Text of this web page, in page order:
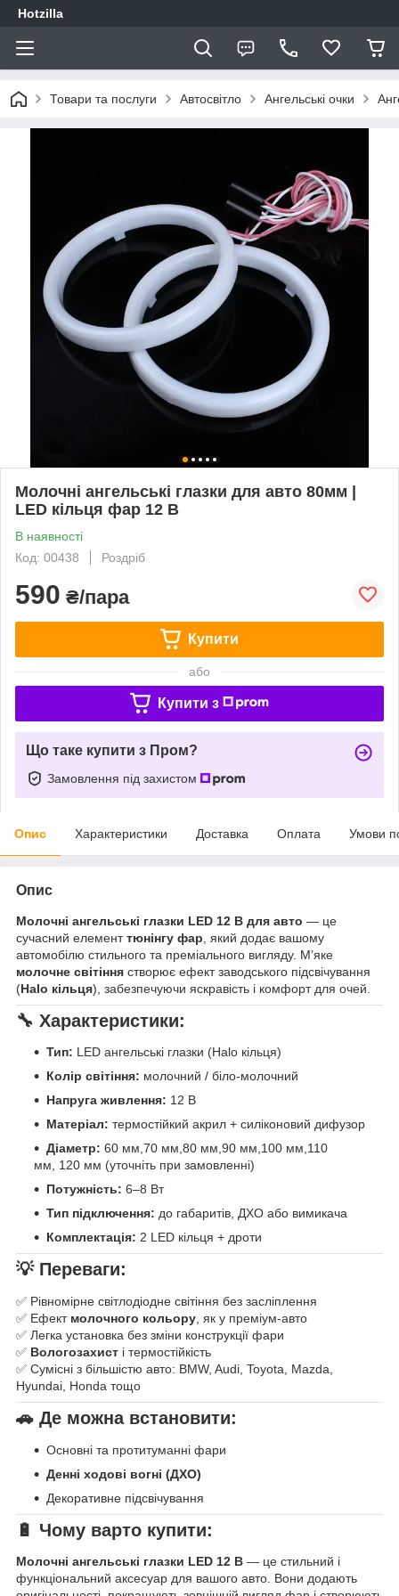
Hotzilla
Товари та послуги Автосвітло Ангельські очки
Молочні ангельські глазки для авто 80мм |
LED кільця фар 12 В
В наявності
Код: 00438
Роздріб
590 ₴/пара
Купити
або
Купити з
Що таке купити з Пром?
Замовлення під захистом
Опис Характеристики Доставка Оплата Умови
Опис
Молочні ангельські глазки LED 12 В для авто — це
сучасний елементтюнінгу фар , який додає вашому
автомобілю стильного та преміального вигляду. М’яке
молочне світіння створює ефект заводського підсвічування
(Halo кільця), забезпечуючи яскравість і комфорт для очей.
🔧 Характеристики:
Тип: LED ангельські глазки (Halo кільця)
Колір світіння: молочний / біло-молочний
Напруга живлення: 12 В
Матеріал: термостійкий акрил + силіконовий дифузор
Діаметр: 60 мм,70 мм,80 мм,90 мм,100 мм,110
мм, 120 мм (уточніть при замовленні)
Потужність: 6–8 Вт
Тип підключення: до габаритів, ДХО або вимикача
Комплектація: 2 LED кільця + дроти
💡 Переваги:
✅ Рівномірне світлодіодне світіння без засліплення
✅ Ефект молочного кольору , як у преміум-авто
✅ Легка установка без зміни конструкції фари
✅ Вологозахист і термостійкість
✅ Сумісні з більшістю авто: BMW, Audi, Toyota, Mazda,
Hyundai, Honda тощо
🚗 Де можна встановити:
Основні та протитуманні фари
Денні ходові вогні (ДХО)
Декоративне підсвічування
🔋 Чому варто купити:
Молочні ангельські глазки LED 12 В — це стильний і
функціональний аксесуар для вашого авто. Вони додають